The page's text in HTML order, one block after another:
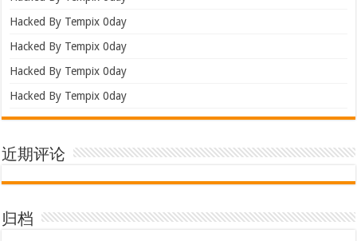
Hacked By Tempix 0day
Hacked By Tempix 0day
Hacked By Tempix 0day
Hacked By Tempix 0day
近期评论
归档